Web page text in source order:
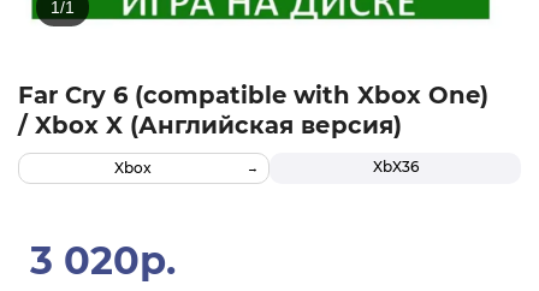
Far Cry 6 (compatible with Xbox One)
/ Xbox X (Английская версия)
XbX36
Xbox
3 020р.